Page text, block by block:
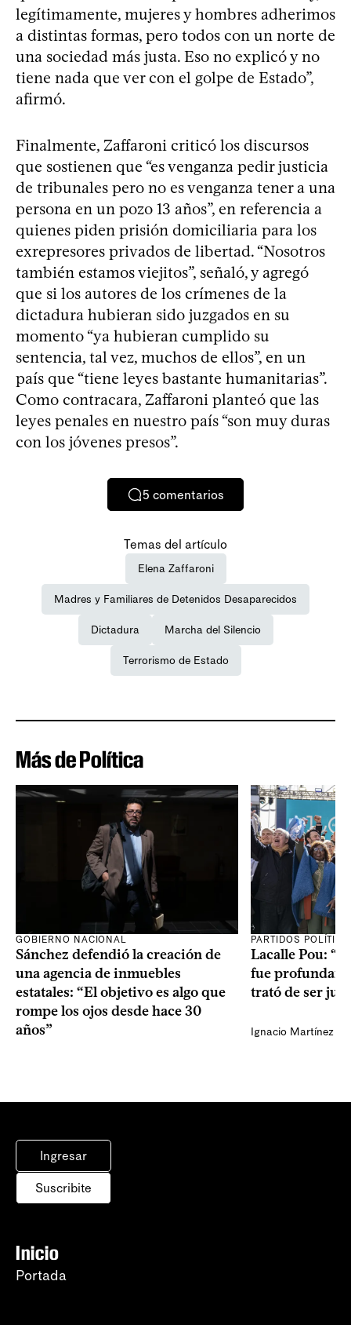
legítimamente, mujeres y hombres adherimos
a distintas formas, pero todos con un norte de
una sociedad más justa. Eso no explicó y no
tiene nada que ver con el golpe de Estado”,
afirmó.
Finalmente, Zaffaroni criticó los discursos
que sostienen que “es venganza pedir justicia
de tribunales pero no es venganza tener a una
persona en un pozo 13 años”, en referencia a
quienes piden prisión domiciliaria para los
exrepresores privados de libertad. “Nosotros
también estamos viejitos”, señaló, y agregó
que si los autores de los crímenes de la
dictadura hubieran sido juzgados en su
momento “ya hubieran cumplido su
sentencia, tal vez, muchos de ellos”, en un
país que “tiene leyes bastante humanitarias”.
Como contracara, Zaffaroni planteó que las
leyes penales en nuestro país “son muy duras
con los jóvenes presos”.
5 comentarios
Temas del artículo
Elena Zaffaroni
Madres y Familiares de Detenidos Desaparecidos
Dictadura Marcha del Silencio
Terrorismo de Estado
Más de Política
GOBIERNO NACIONAL
Sánchez defendió la creación de
una agencia de inmuebles
estatales: “El objetivo es algo que
rompe los ojos desde hace 30
años”
PARTIDOS
Lacalle Pou:
fue
trató de ser
Ignacio Martínez
Ingresar
Suscribite
Inicio
Portada